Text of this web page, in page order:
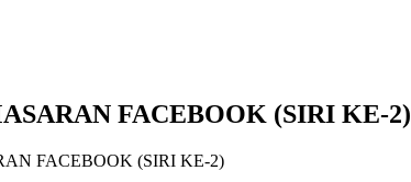
FACEBOOK (SIRI KE-2)
FACEBOOK (SIRI KE-2)